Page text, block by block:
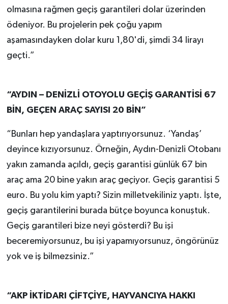
olmasına rağmen geçiş garantileri dolar üzerinden
ödeniyor. Bu projelerin pek çoğu yapım
aşamasındayken dolar kuru 1,80'di, şimdi 34 lirayı
geçti.”
“AYDIN – DENİZLİ OTOYOLU GEÇİŞ GARANTİSİ 67
BİN, GEÇEN ARAÇ SAYISI 20 BİN”
“Bunları hep yandaşlara yaptırıyorsunuz. ‘Yandaş’
deyince kızıyorsunuz. Örneğin, Aydın-Denizli Otobanı
yakın zamanda açıldı, geçiş garantisi günlük 67 bin
araç ama 20 bine yakın araç geçiyor. Geçiş garantisi 5
euro. Bu yolu kim yaptı? Sizin milletvekiliniz yaptı. İşte,
geçiş garantilerini burada bütçe boyunca konuştuk.
Geçiş garantileri bize neyi gösterdi? Bu işi
beceremiyorsunuz, bu işi yapamıyorsunuz, öngörünüz
yok ve iş bilmezsiniz.”
“AKP İKTİDARI ÇİFTÇİYE, HAYVANCIYA HAKKI